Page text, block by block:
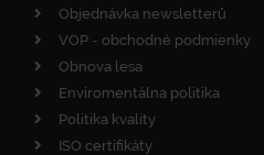
Objednávka newsletterů
VOP - obchodné podmienky
Obnova lesa
Enviromentálna politika
Politika kvality
ISO certifikáty